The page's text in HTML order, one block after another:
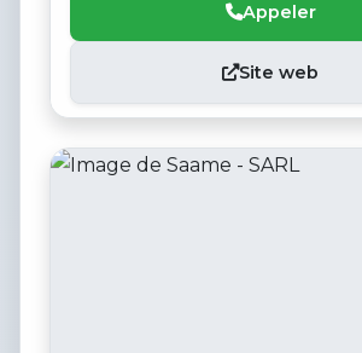
Appeler
Site web